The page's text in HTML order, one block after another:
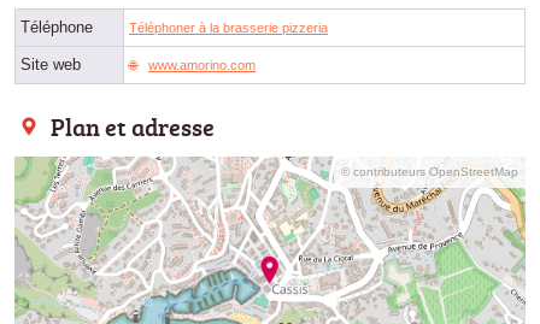
Téléphone Téléphoner à la brasserie pizzeria
Site web www.amorino.com
Plan et adresse
© contributeurs OpenStreetMap